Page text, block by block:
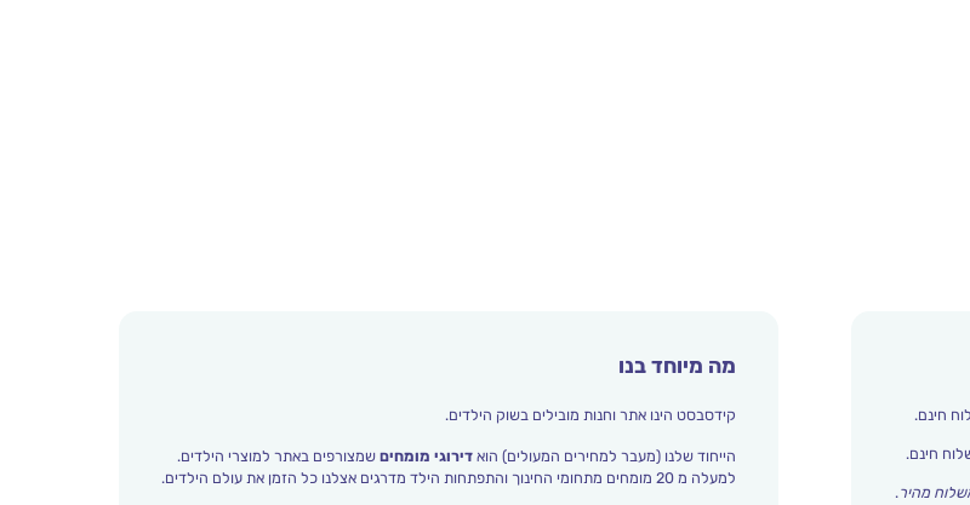
מהיר.
מה מיוחד בנו
קידסבסט הינו אתר וחנות מובילים בשוק הילדים.
הייחוד שלנו (מעבר למחירים המעולים) הוא דירוגי מומחיםשמצורפים באתר למוצרי הילדים.
למעלה מ 20 מומחים מתחומי החינוך והתפתחות הילד מדרגים אצלנו כל הזמן את עולם הילדים.